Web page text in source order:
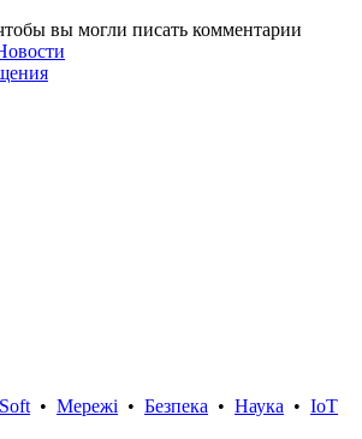
вы могли писать комментарии
Soft • Мережі • Безпека • Наука • IoT